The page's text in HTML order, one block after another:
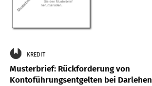
KREDIT
Musterbrief: Rückforderung von
Kontoführungsentgelten bei Darlehen